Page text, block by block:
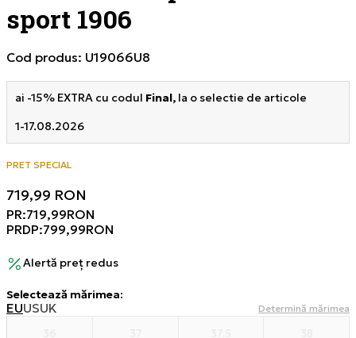
sport 1906
Cod produs: U19066U8
ai -15% EXTRA cu codul Final, la o selectie de articole
1-17.08.2026
PRET SPECIAL
719,99 RON
PR:719,99RON
PRDP:799,99RON
Alertă preț redus
Selectează mărimea:
EUUSUK Determină mărimea